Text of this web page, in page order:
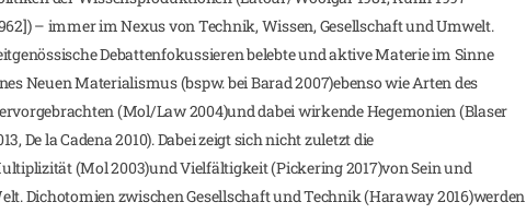
– immer im Nexus von Technik, Wissen, Gesellschaft und Umwelt.
Debattenfokussieren belebte und aktive Materie im Sinne
Neuen Materialismus (bspw. bei Barad 2007)ebenso wie Arten des
(Mol/Law 2004)und dabei wirkende Hegemonien (Blaser
De la Cadena 2010). Dabei zeigt sich nicht zuletzt die
(Mol 2003)und Vielfältigkeit (Pickering 2017)von Sein und
Dichotomien zwischen Gesellschaft und Technik (Haraway 2016)werden